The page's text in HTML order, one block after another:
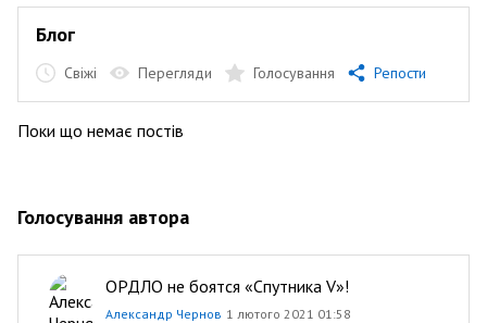
Блог
Свіжі Перегляди Голосування Репости
Поки що немає постів
Голосування автора
ОРДЛО не боятся «Спутника V»!
Александр Чернов 1 лютого 2021 01:58